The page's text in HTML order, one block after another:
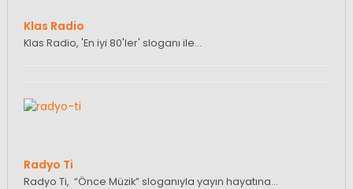
Klas Radio
Klas Radio, 'En iyi 80'ler' sloganı ile…
Radyo Ti
Radyo Ti, “Önce Müzik” sloganıyla yayın hayatına…